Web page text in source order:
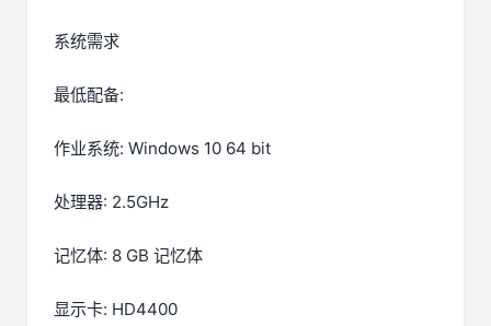
系统需求
最低配备:
作业系统: Windows 10 64 bit
处理器: 2.5GHz
记忆体: 8 GB 记忆体
显示卡: HD4400